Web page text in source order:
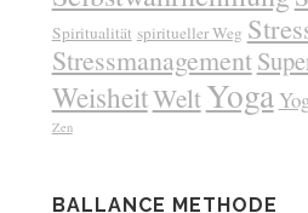
Spiritualität spiritueller Weg
Stressmanagement
WeisheitWeltYoga
Zen
BALLANCE METHODE